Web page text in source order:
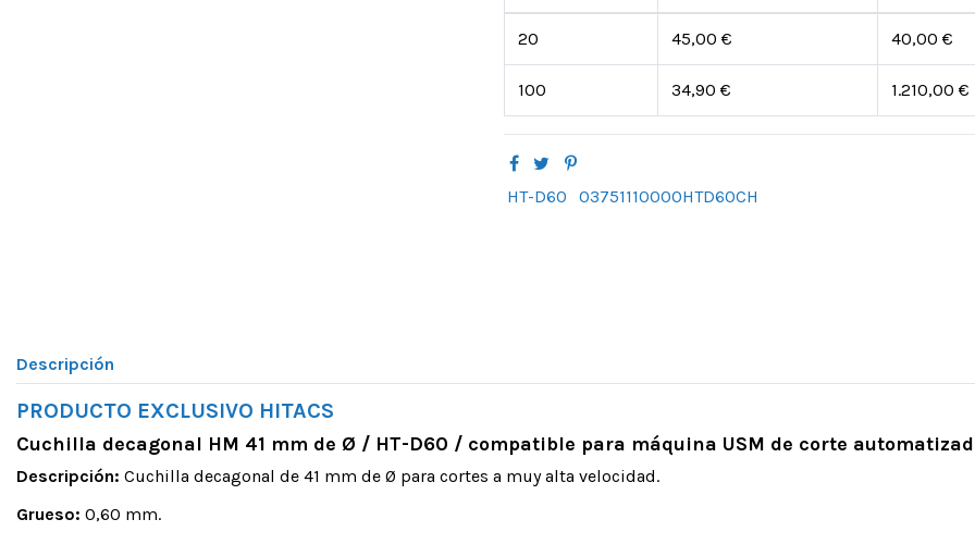
20 45,00 € 40,00 €
100 34,90 € 1.210,00 €
HT-D60 03751110000HTD60CH
Descripción
PRODUCTO EXCLUSIVO HITACS
Cuchilla decagonal HM 41 mm de Ø / HT-D60 / compatible para máquina USM de corte
Descripción: Cuchilla decagonal de 41 mm de Ø para cortes a muy alta velocidad.
Grueso: 0,60 mm.